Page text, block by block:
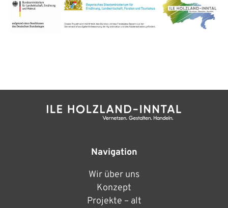
Navigation
Wir über uns
Konzept
Projekte – alt